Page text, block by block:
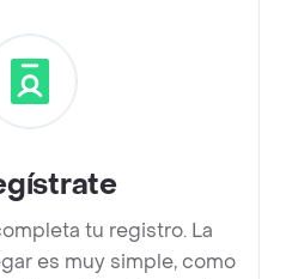
tu registro. La
es muy simple, como